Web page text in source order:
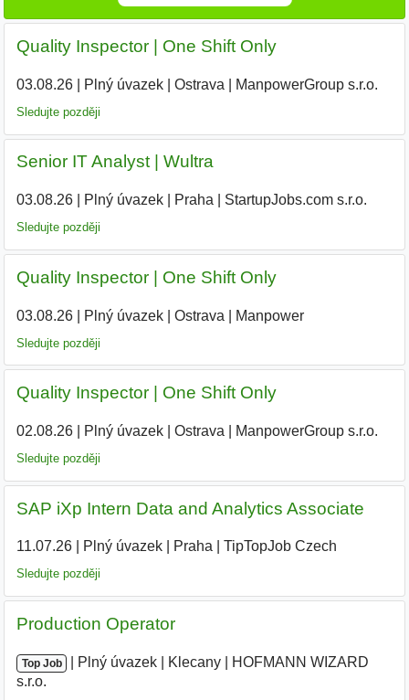
Quality Inspector | One Shift Only
03.08.26| Plný úvazek| Ostrava ManpowerGroup s.r.o.
Sledujte později
Senior IT Analyst | Wultra
03.08.26| Plný úvazek| Praha StartupJobs.com s.r.o.
Sledujte později
Quality Inspector | One Shift Only
03.08.26| Plný úvazek| Ostrava Manpower
Sledujte později
Quality Inspector | One Shift Only
02.08.26| Plný úvazek| Ostrava ManpowerGroup s.r.o.
Sledujte později
SAP iXp Intern Data and Analytics Associate
11.07.26| Plný úvazek| Praha TipTopJob Czech
Sledujte později
Production Operator
Top Job Plný úvazek Klecany
HOFMANN WIZARD
s.r.o.